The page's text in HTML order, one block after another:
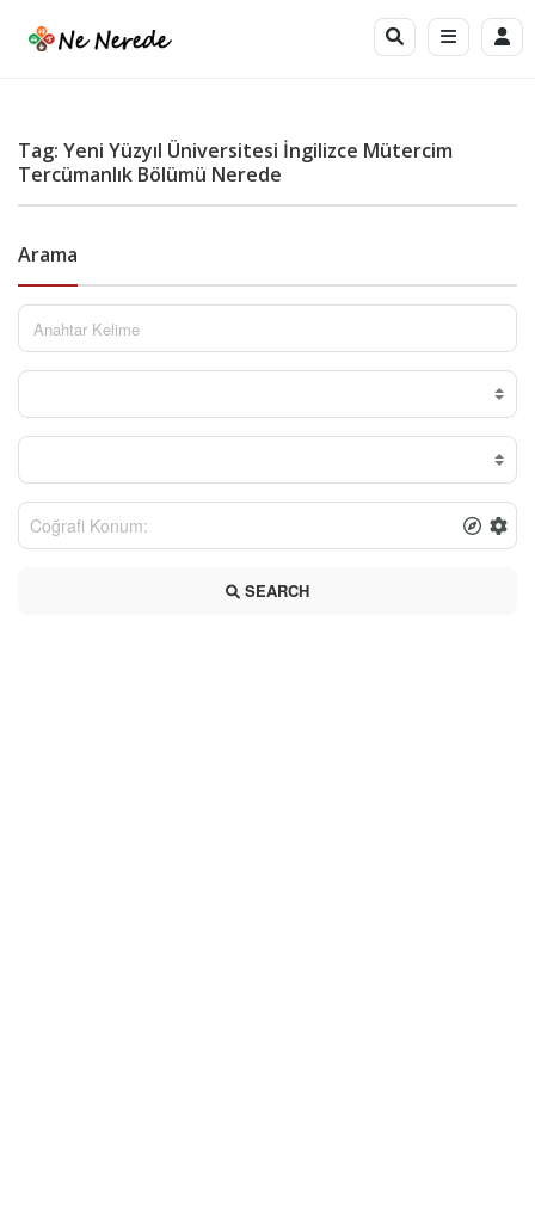
Tag: Yeni Yüzyıl Üniversitesi İngilizce Mütercim
Tercümanlık Bölümü Nerede
Arama
SEARCH